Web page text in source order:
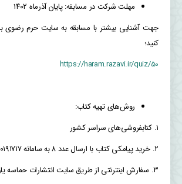
مهلت شرکت در مسابقه: پایان آذرماه ۱۴۰۲
جهت آشنایی بیشتر با مسابقه به سایت حرم رضوی
کنید؛
https://haram.razavi.ir/quiz/50
روش‌های تهیه کتاب:
۱. کتابفروشی‌های سراسر کشور
۲. خرید پیامکی کتاب با ارسال عدد ۸ به سامانه ۳۰۰۰۱۹۱۷۱۷
۳. سفارش اینترنتی از طریق سایت انتشارات حماسه یاران